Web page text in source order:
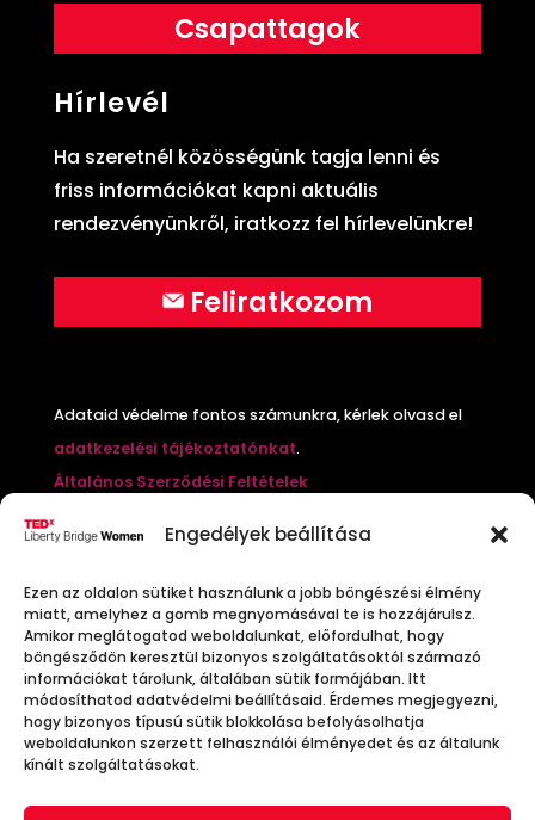
Engedélyek beállítása
Ezen az oldalon sütiket használunk a jobb böngészési élmény
miatt, amelyhez a gomb megnyomásával te is hozzájárulsz.
Amikor meglátogatod weboldalunkat, előfordulhat, hogy
böngésződön keresztül bizonyos szolgáltatásoktól származó
információkat tárolunk, általában sütik formájában. Itt
módosíthatod adatvédelmi beállításaid. Érdemes megjegyezni,
hogy bizonyos típusú sütik blokkolása befolyásolhatja
weboldalunkon szerzett felhasználói élményedet és az általunk
kínált szolgáltatásokat.
Csapattagok
Hírlevél
Ha szeretnél közösségünk tagja lenni és
friss információkat kapni aktuális
rendezvényünkről, iratkozz fel hírlevelünkre!
Feliratkozom
Adataid védelme fontos számunkra, kérlek olvasd el
adatkezelési tájékoztatónkat.
Általános Szerződési Feltételek
Cookie Policy
Nyereményjáték szabályzat
Mi aTEDx?
A TED (Technology, Entertainment, Design) x egy
nonprofit szervezet és különleges konferenciasorozat,
amely elkötelezett az Ideas Worth Spreading
(„Terjesztésre érdemes gondolatok”) eszméje mellett.